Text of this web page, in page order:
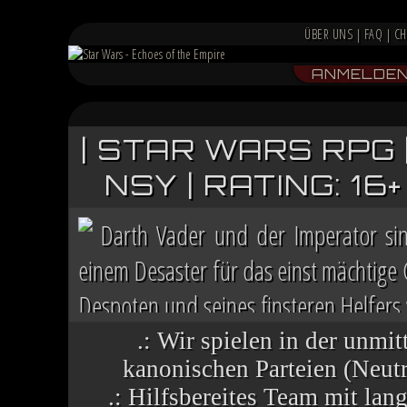
ÜBER UNS | FAQ |
| STAR WARS
NSY | RATING:
Darth Vader und der Imperator
einem Desaster für das einst
Despoten und seines finsteren
Chaos herrscht auf vielen Welten,
.: Wir spielen in der
kanonischen Parteien
.: Hilfsbereites Team mit